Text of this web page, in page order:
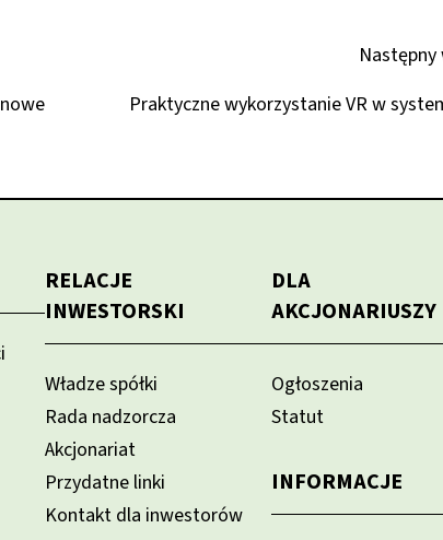
Następny
Praktyczne wykorzystanie VR w
RELACJE
INWESTORSKI
Władze spółki
Rada nadzorcza
Akcjonariat
Przydatne linki
Kontakt dla inwestorów
DLA
AKCJONARIUSZY
Ogłoszenia
Statut
INFORMACJE